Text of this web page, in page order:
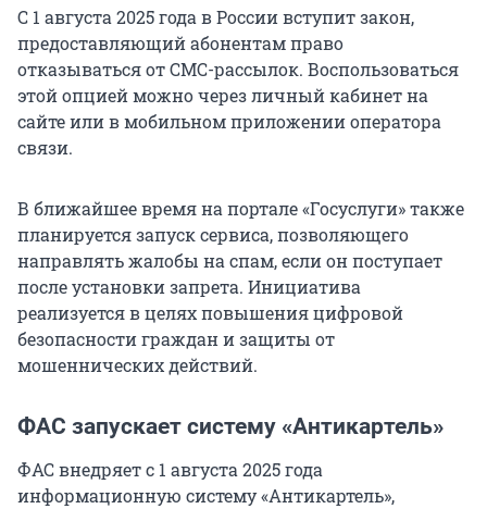
С 1 августа 2025 года в России вступит закон,
предоставляющий абонентам право
отказываться от СМС-рассылок. Воспользоваться
этой опцией можно через личный кабинет на
сайте или в мобильном приложении оператора
связи.
В ближайшее время на портале «Госуслуги» также
планируется запуск сервиса, позволяющего
направлять жалобы на спам, если он поступает
после установки запрета. Инициатива
реализуется в целях повышения цифровой
безопасности граждан и защиты от
мошеннических действий.
ФАС запускает систему «Антикартель»
ФАС внедряет с 1 августа 2025 года
информационную систему «Антикартель»,